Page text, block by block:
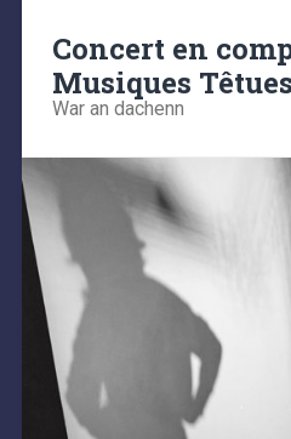
Concert en
Musiques
War an dachenn